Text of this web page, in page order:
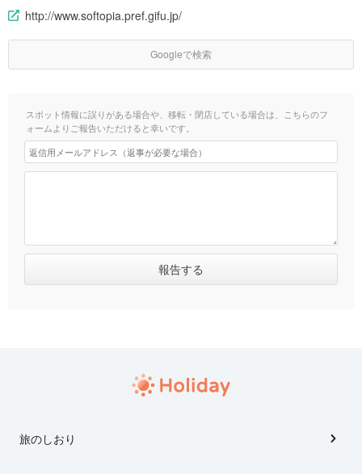
http://www.softopia.pref.gifu.jp/
Googleで検索
スポット情報に誤りがある場合や、移転・閉店している場合は、こちらのフ
ォームよりご報告いただけると幸いです。
旅のしおり